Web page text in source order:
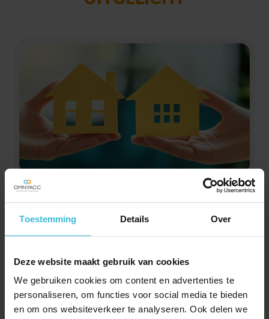
Toestemming Details Over
Deze website maakt gebruik van cookies
We gebruiken cookies om content en advertenties te
personaliseren, om functies voor social media te bieden
en om ons websiteverkeer te analyseren. Ook delen we
Verkoop bouwkavel vanuit
privé kan btw-gevolgen
hebben
27-07-2026
privévermogen behoort? Afhankelijk van de
(voorbereidende) werkzaamheden die worden
verricht, kan de verkoop toch leiden tot btw-heffing.
Lees verder